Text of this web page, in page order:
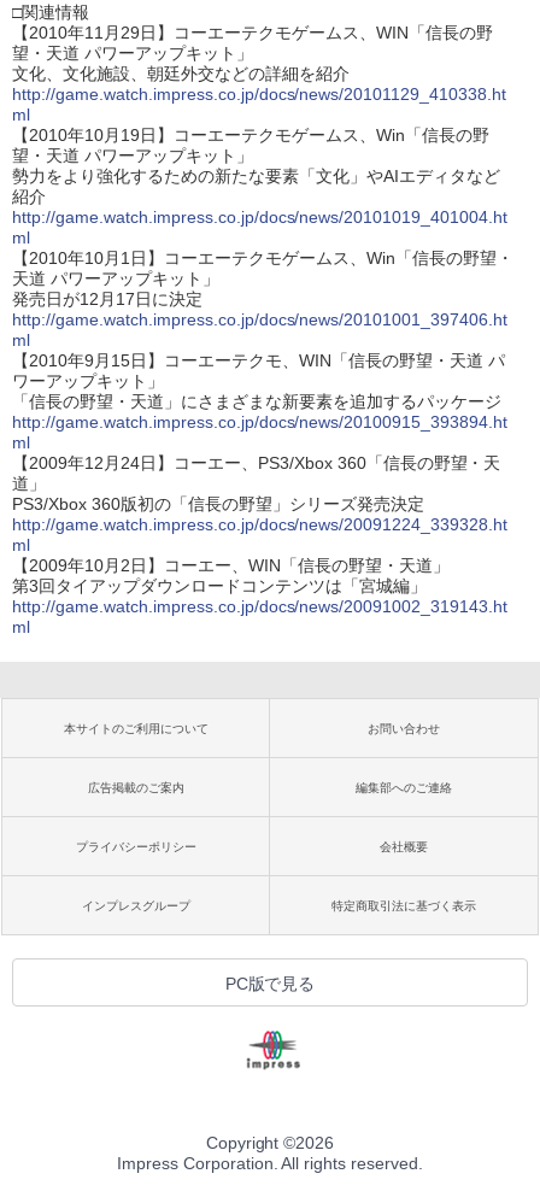
□関連情報
【2010年11月29日】コーエーテクモゲームス、WIN「信長の野
望・天道 パワーアップキット」
文化、文化施設、朝廷外交などの詳細を紹介
http://game.watch.impress.co.jp/docs/news/20101129_410338.ht
ml
【2010年10月19日】コーエーテクモゲームス、Win「信長の野
望・天道 パワーアップキット」
勢力をより強化するための新たな要素「文化」やAIエディタなど
紹介
http://game.watch.impress.co.jp/docs/news/20101019_401004.ht
ml
【2010年10月1日】コーエーテクモゲームス、Win「信長の野望・
天道 パワーアップキット」
発売日が12月17日に決定
http://game.watch.impress.co.jp/docs/news/20101001_397406.ht
ml
【2010年9月15日】コーエーテクモ、WIN「信長の野望・天道 パ
ワーアップキット」
「信長の野望・天道」にさまざまな新要素を追加するパッケージ
http://game.watch.impress.co.jp/docs/news/20100915_393894.ht
ml
【2009年12月24日】コーエー、PS3/Xbox 360「信長の野望・天
道」
PS3/Xbox 360版初の「信長の野望」シリーズ発売決定
http://game.watch.impress.co.jp/docs/news/20091224_339328.ht
ml
【2009年10月2日】コーエー、WIN「信長の野望・天道」
第3回タイアップダウンロードコンテンツは「宮城編」
http://game.watch.impress.co.jp/docs/news/20091002_319143.ht
ml
本サイトのご利用について お問い合わせ
広告掲載のご案内 編集部へのご連絡
プライバシーポリシー 会社概要
インプレスグループ 特定商取引法に基づく表示
PC版で見る
Copyright ©2026
Impress Corporation. All rights reserved.